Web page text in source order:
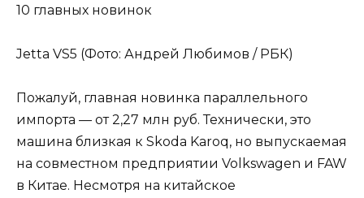
Jetta VS5 (Фото: Андрей Любимов / РБК)
Пожалуй, главная новинка параллельного
импорта — от 2,27 млн руб. Технически, это
машина близкая к Skoda Karoq, но выпускаемая
на совместном предприятии Volkswagen и FAW
в Китае. Несмотря на китайское